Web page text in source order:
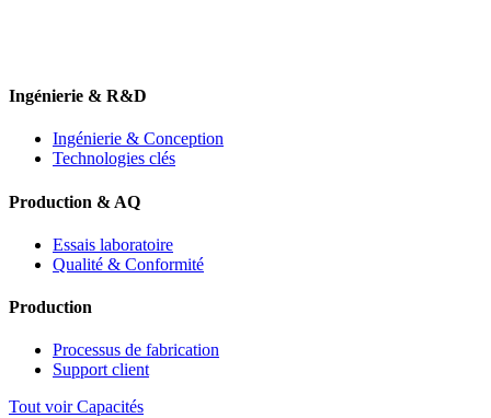
Ingénierie & R&D
Ingénierie & Conception
Technologies clés
Production & AQ
Essais laboratoire
Qualité & Conformité
Production
Processus de fabrication
Support client
Tout voir Capacités